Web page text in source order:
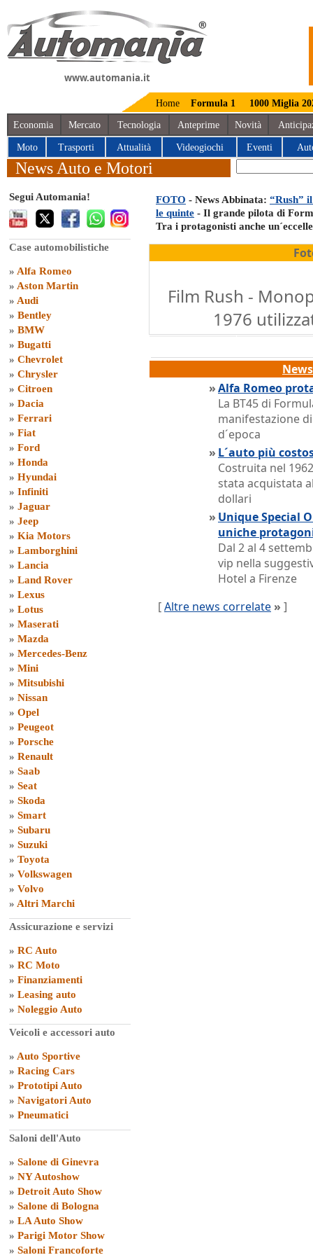
www.automania.it
Home Formula 1 1000 Miglia
Economia Mercato Tecnologia Anteprime Novità
Moto Trasporti Attualità Videogiochi Eventi
News Auto e Motori
Segui Automania!
Case automobilistiche
» Alfa Romeo
» Aston Martin
» Audi
» Bentley
» BMW
» Bugatti
» Chevrolet
» Chrysler
» Citroen
» Dacia
» Ferrari
» Fiat
» Ford
» Honda
» Hyundai
» Infiniti
» Jaguar
» Jeep
» Kia Motors
» Lamborghini
» Lancia
» Land Rover
» Lexus
» Lotus
» Maserati
» Mazda
» Mercedes-Benz
» Mini
» Mitsubishi
» Nissan
» Opel
» Peugeot
» Porsche
» Renault
» Saab
» Seat
» Skoda
» Smart
» Subaru
» Suzuki
» Toyota
» Volkswagen
» Volvo
» Altri Marchi
Assicurazione e servizi
» RC Auto
» RC Moto
» Finanziamenti
» Leasing auto
» Noleggio Auto
Veicoli e accessori auto
» Auto Sportive
» Racing Cars
» Prototipi Auto
» Navigatori Auto
» Pneumatici
Saloni dell'Auto
» Salone di Ginevra
» NY Autoshow
» Detroit Auto Show
» Salone di Bologna
» LA Auto Show
» Parigi Motor Show
» Saloni Francoforte
FOTO - News Abbinata: “Rush”
le quinte - Il grande pilota di
Tra i protagonisti anche
Film Rush -
1976
»Alfa Romeo
La BT45 di
manifestazione
d´epoca
» L´auto più
Costruita nel
stata acquistata
dollari
» Unique Special
uniche
Dal 2 al 4
vip nella
Hotel a Firenze
[Altre news correlate » ]